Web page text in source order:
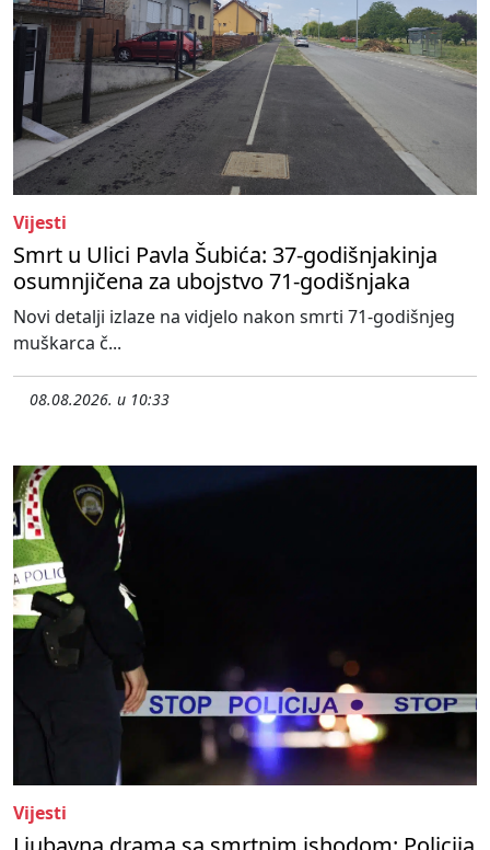
Vijesti
Smrt u Ulici Pavla Šubića: 37-godišnjakinja
osumnjičena za ubojstvo 71-godišnjaka
Novi detalji izlaze na vidjelo nakon smrti 71-godišnjeg
muškarca č...
08.08.2026. u 10:33
Vijesti